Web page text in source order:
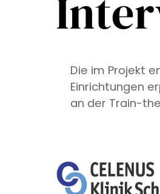
Die im Projekt
Einrichtungen
an der Train-